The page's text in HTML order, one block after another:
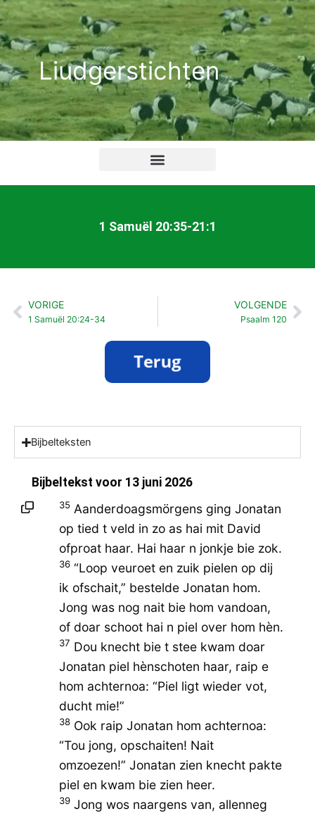
Ga
naar
de
inhoudLiudgerstichten
1 Samuël 20:35-21:1
Vorige
VORIGE
1 Samuël 20:24-34
VOLGENDE
Psaalm 120
Bijbelteksten
Bijbeltekst voor 13 juni 2026
35 Aanderdoagsmörgens ging Jonatan
op tied t veld in zo as hai mit David
ofproat haar. Hai haar n jonkje bie zok.
36“Loop veuroet en zuik pielen op dij
ik ofschait,” bestelde Jonatan hom.
Jong was nog nait bie hom vandoan,
of doar schoot hai n piel over hom hèn.
37 Dou knecht bie t stee kwam doar
Jonatan piel hènschoten haar, raip e
hom achternoa: “Piel ligt wieder vot,
ducht mie!”
38Ook raip Jonatan hom achternoa:
“Tou jong, opschaiten! Nait
omzoezen!” Jonatan zien knecht pakte
piel en kwam bie zien heer.
39Jong wos naargens van, allenneg